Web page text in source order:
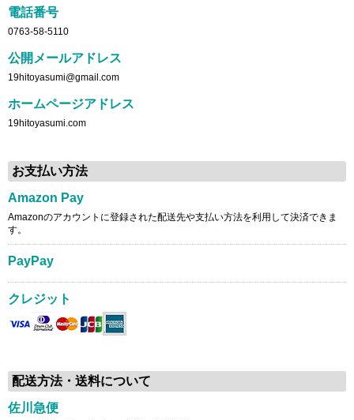
電話番号
0763-58-5110
公開メールアドレス
19hitoyasumi@gmail.com
ホームページアドレス
19hitoyasumi.com
お支払い方法
Amazon Pay
Amazonのアカウントに登録された配送先や支払い方法を利用して決済できま
す。
PayPay
クレジット
配送方法・送料について
佐川急便